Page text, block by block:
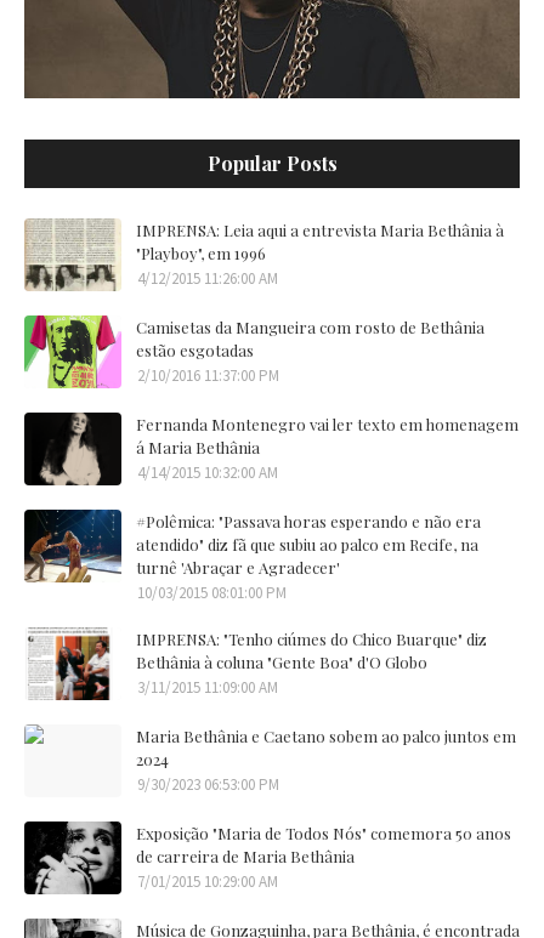
Popular Posts
IMPRENSA: Leia aqui a entrevista Maria Bethânia à
"Playboy", em 1996
4/12/2015 11:26:00 AM
Camisetas da Mangueira com rosto de Bethânia
estão esgotadas
2/10/2016 11:37:00 PM
Fernanda Montenegro vai ler texto em homenagem
á Maria Bethânia
4/14/2015 10:32:00 AM
#Polêmica: "Passava horas esperando e não era
atendido" diz fã que subiu ao palco em Recife, na
turnê 'Abraçar e Agradecer'
10/03/2015 08:01:00 PM
IMPRENSA: "Tenho ciúmes do Chico Buarque" diz
Bethânia à coluna "Gente Boa" d'O Globo
3/11/2015 11:09:00 AM
Maria Bethânia e Caetano sobem ao palco juntos em
2024
9/30/2023 06:53:00 PM
Exposição "Maria de Todos Nós" comemora 50 anos
de carreira de Maria Bethânia
7/01/2015 10:29:00 AM
Música de Gonzaguinha, para Bethânia, é encontrada